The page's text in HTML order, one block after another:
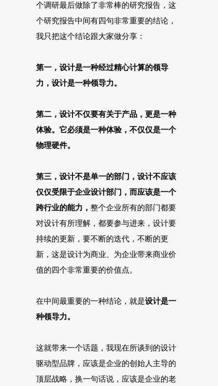
个调研最后做除了非常棒的研究报告，这
个研究报告中间有四句非常重要的结论，
我只把这个结论跟大家做分享：
第一，设计是一种经过精心计算的领导
力，设计是一种领导力。
第二，设计不仅要有关于产品，更是一种
体验。它必须是一种体验，不仅仅是一个
物理硬件。
第三，设计不是单一的部门，设计不应该
仅仅受限于企业设计部门，而应该是一个
跨行业的能力， 整个企业所有的部门都要
对设计有所理解，都要参与进来，设计要
持续的更新，要不断的迭代，不断的更
新，这是设计为商业、为企业带来商业价
值的四个非常重要的价值点。
在中间最重要的一种结论，就是设计是一
种领导力。
这就带来一个话题，我现在所谈到的设计
驱动型品牌，应该是企业的创始人主导的
顶层战略，换一句话说，应该是企业的老